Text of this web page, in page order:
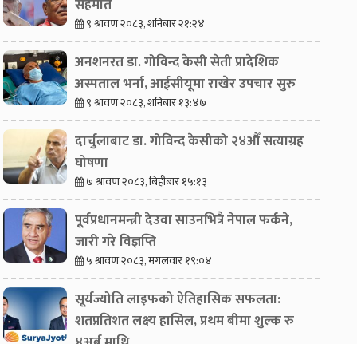
सहमति
९ श्रावण २०८३, शनिबार २१:२४
अनशनरत डा. गोविन्द केसी सेती प्रादेशिक
अस्पताल भर्ना, आईसीयूमा राखेर उपचार सुरु
९ श्रावण २०८३, शनिबार १३:४७
दार्चुलाबाट डा. गोविन्द केसीको २४औँ सत्याग्रह
घोषणा
७ श्रावण २०८३, बिहीबार १५:१३
पूर्वप्रधानमन्त्री देउवा साउनभित्रै नेपाल फर्कने,
जारी गरे विज्ञप्ति
५ श्रावण २०८३, मंगलवार १९:०४
सूर्यज्योति लाइफको ऐतिहासिक सफलता:
शतप्रतिशत लक्ष्य हासिल, प्रथम बीमा शुल्क रु